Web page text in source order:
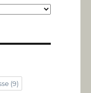
(9)